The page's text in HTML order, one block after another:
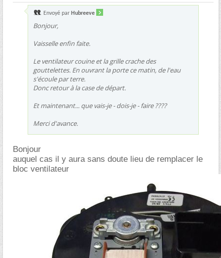
Envoyé par Hubreeve
Bonjour,
Vaisselle enfin faite.
Le ventilateur couine et la grille crache des
gouttelettes. En ouvrant la porte ce matin, de l'eau
s'écoule par terre.
Donc retour à la case de départ.
Et maintenant... que vais-je - dois-je - faire ????
Merci d'avance.
Bonjour
auquel cas il y aura sans doute lieu de remplacer le
bloc ventilateur